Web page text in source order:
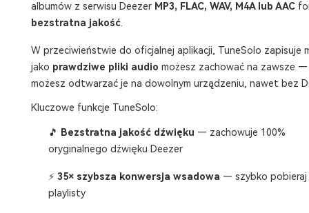
albumów z serwisu Deezer MP3, FLAC, WAV, M4A lub AAC
bezstratna jakość.
W przeciwieństwie do oficjalnej aplikacji, TuneSolo zapisuje
jako prawdziwe pliki audio możesz zachować na zawsze —
możesz odtwarzać je na dowolnym urządzeniu, nawet bez
Kluczowe funkcje TuneSolo:
🎵 Bezstratna jakość dźwięku — zachowuje 100%
oryginalnego dźwięku Deezer
⚡ 35× szybsza konwersja wsadowa — szybko pobieraj
playlisty